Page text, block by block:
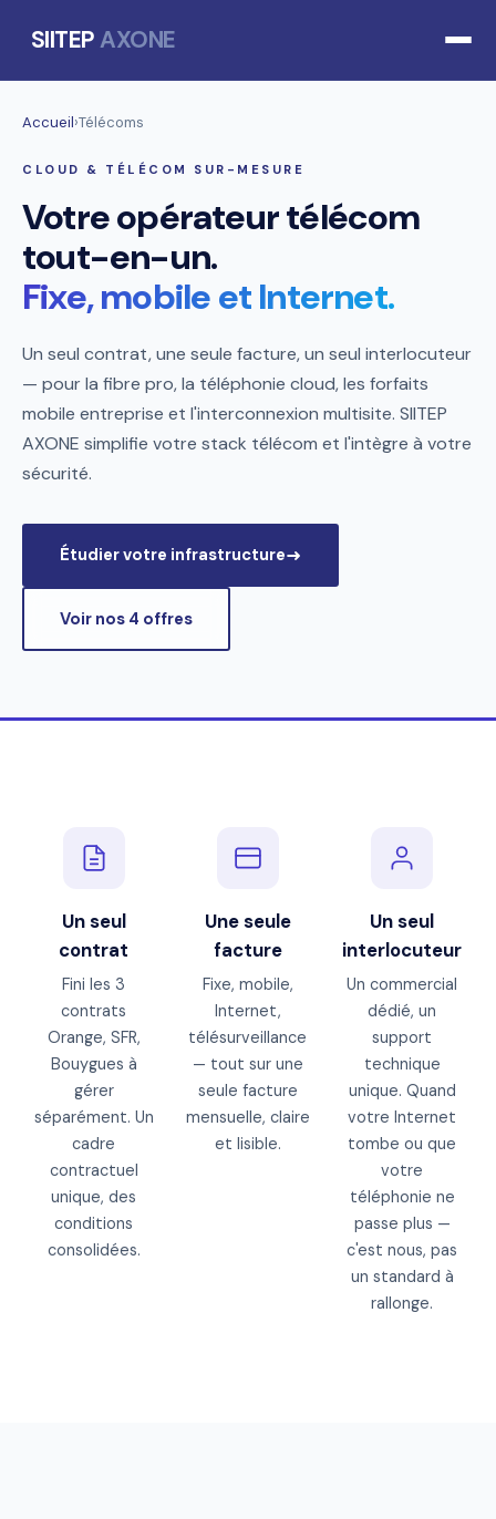
SIITEPAXONE
Accueil›Télécoms
CLOUD & TÉLÉCOM SUR-MESURE
Votre opérateur télécom
tout-en-un.
Fixe, mobile et Internet.
Un seul contrat, une seule facture, un seul interlocuteur
— pour la fibre pro, la téléphonie cloud, les forfaits
mobile entreprise et l'interconnexion multisite. SIITEP
AXONE simplifie votre stack télécom et l'intègre à votre
sécurité.
Étudier votre infrastructure
Voir nos 4 offres
Un seul
contrat
Fini les 3
contrats
Orange, SFR,
Bouygues à
gérer
séparément. Un
cadre
contractuel
unique, des
conditions
consolidées.
Une seule
facture
Fixe, mobile,
Internet,
télésurveillance
— tout sur une
seule facture
mensuelle, claire
et lisible.
Un seul
interlocuteur
Un commercial
dédié, un
support
technique
unique. Quand
votre Internet
tombe ou que
votre
téléphonie ne
passe plus —
c'est nous, pas
un standard à
rallonge.